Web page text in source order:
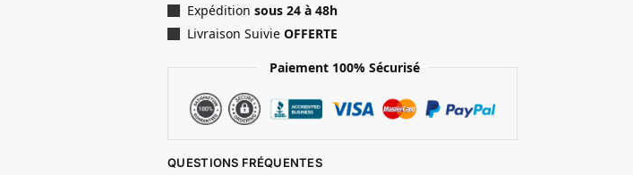
Expédition sous 24 à 48h
Livraison SuivieOFFERTE
Paiement 100% Sécurisé
QUESTIONS FRÉQUENTES